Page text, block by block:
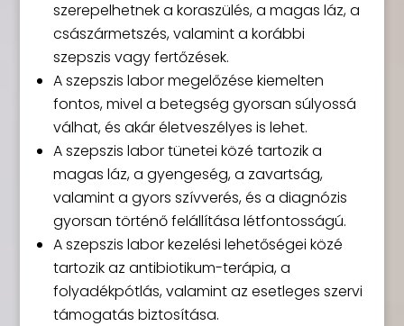
szerepelhetnek a koraszülés, a magas láz, a
császármetszés, valamint a korábbi
szepszis vagy fertőzések.
A szepszis labor megelőzése kiemelten
fontos, mivel a betegség gyorsan súlyossá
válhat, és akár életveszélyes is lehet.
A szepszis labor tünetei közé tartozik a
magas láz, a gyengeség, a zavartság,
valamint a gyors szívverés, és a diagnózis
gyorsan történő felállítása létfontosságú.
A szepszis labor kezelési lehetőségei közé
tartozik az antibiotikum-terápia, a
folyadékpótlás, valamint az esetleges szervi
támogatás biztosítása.